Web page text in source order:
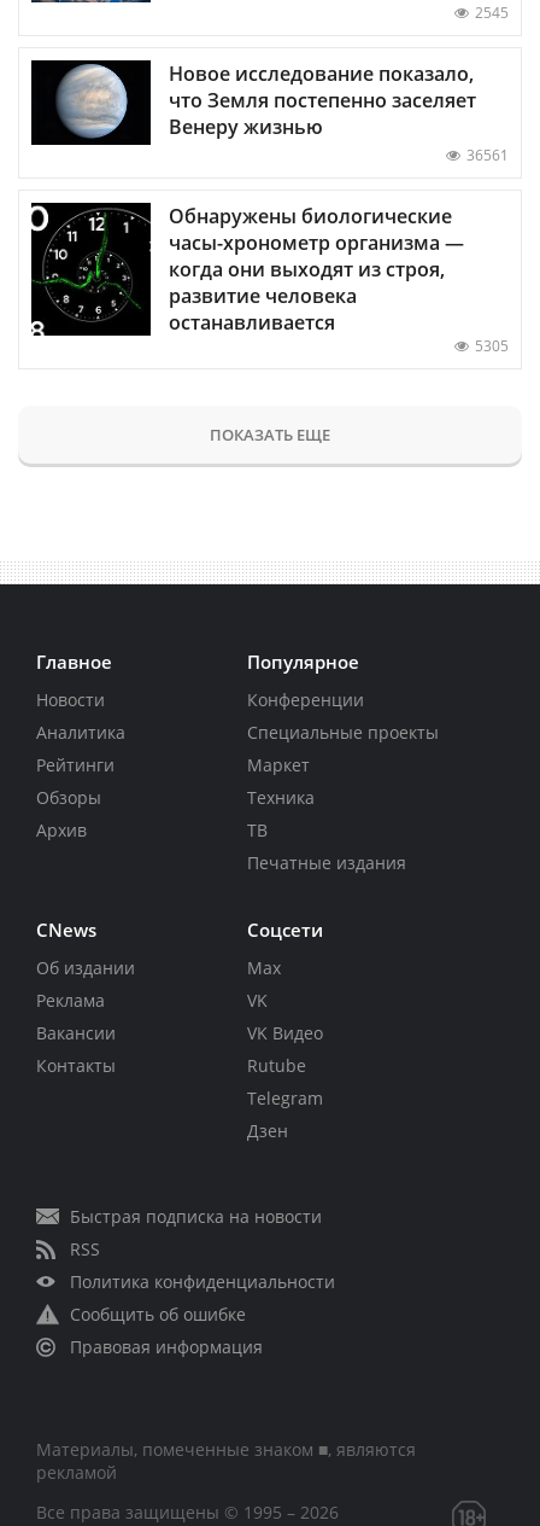
2545
Новое исследование показало,
что Земля постепенно заселяет
Венеру жизнью
36561
Обнаружены биологические
часы-хронометр организма —
когда они выходят из строя,
развитие человека
останавливается
5305
ПОКАЗАТЬ ЕЩЕ
Главное
Новости
Аналитика
Рейтинги
Обзоры
Архив
Популярное
Конференции
Специальные проекты
Маркет
Техника
ТВ
Печатные издания
CNews
Об издании
Реклама
Вакансии
Контакты
Соцсети
Max
VK
VK Видео
Rutube
Telegram
Дзен
Быстрая подписка на новости
RSS
Политика конфиденциальности
Сообщить об ошибке
Правовая информация
Материалы, помеченные знаком ■, являются
рекламой
Все права защищены © 1995 – 2026